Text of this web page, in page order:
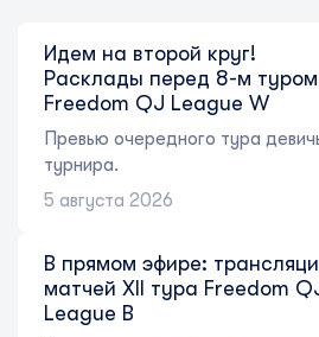
Идем на второй круг!
Расклады перед 8-м туром
Freedom QJ League W
Превью очередного тура
турнира.
5 августа 2026
В прямом эфире:
матчей XII тура Freedom
League B